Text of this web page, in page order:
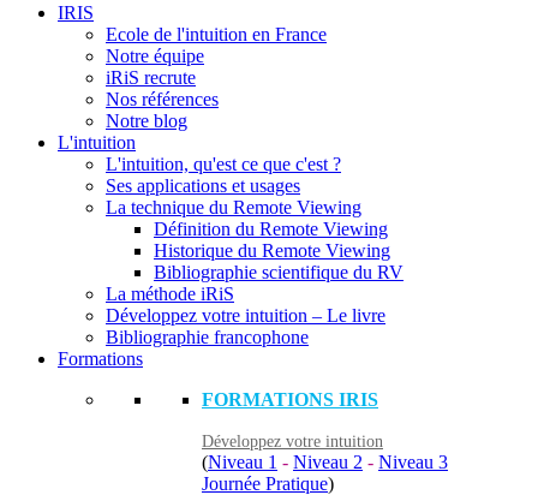
IRIS
Ecole de l'intuition en France
Notre équipe
iRiS recrute
Nos références
Notre blog
L'intuition
L'intuition, qu'est ce que c'est ?
Ses applications et usages
La technique du Remote Viewing
Définition du Remote Viewing
Historique du Remote Viewing
Bibliographie scientifique du RV
La méthode iRiS
Développez votre intuition – Le livre
Bibliographie francophone
Formations
FORMATIONS IRIS
Développez votre intuition
(Niveau 1 - Niveau 2 - Niveau 3
Journée Pratique)